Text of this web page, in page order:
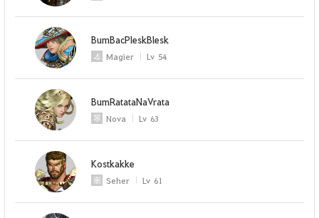
BumBacPleskBlesk
Magier Lv 54
BumRatataNaVrata
Nova Lv 63
Kostkakke
Seher Lv 61